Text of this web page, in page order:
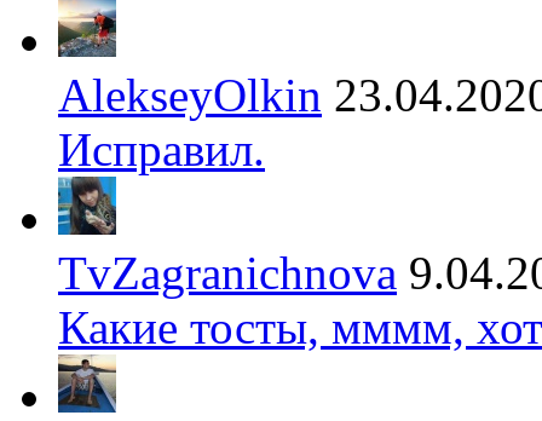
AlekseyOlkin
Исправил.
TvZagranichnova
Какие тосты, мммм,